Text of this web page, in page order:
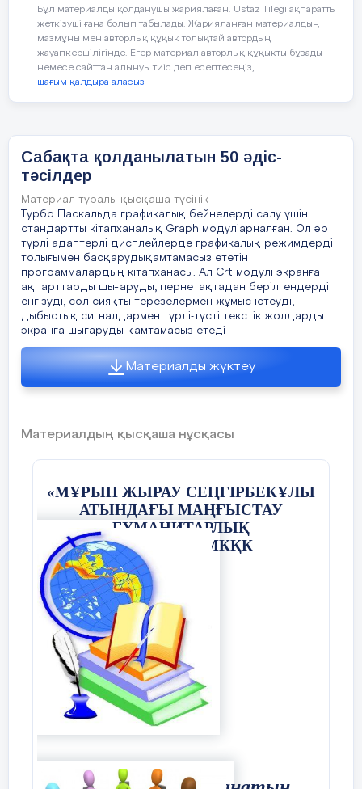
нақты сипаттау қабілеті мен маңызды
концепцияларды түсінуі ескеріледі.
12-мысал.
ғылымдар» бөліміне арналған жетік
Суретте парашютист төрт
позициядан көрсетілген.
1. Секіру алдында
2. Парашюттің ашылуы
еркін құлау кезі.
3. Парашют ашылғаннан
Парашютисттің қай позициясында
гравитациялық күш әсер етеді?
А) Тек 2 позицияда; В) Тек 2 және
3 кездерде;
С) Тек 1, 2, 3 кездерде;
3, 4 кездерде.
Гравитациялық күш сияқты
физикадағы кешенді және абстрактілі
ілгері деңгейдегі тапсырма.
Бұл материалды қолданушы жариялаған. Ustaz Tilegi ақпаратты
жеткізуші ғана болып табылады. Жарияланған материалдың
мазмұны мен авторлық құқық толықтай автордың
жауапкершілігінде. Егер материал авторлық құқықты бұзады
немесе сайттан алынуы тиіс деп есептесеңіз,
шағым қалдыра аласыз
Сабақта қолданылатын 50 әдіс-
тәсілдер
Материал туралы қысқаша түсінік
Турбо Паскальда графикалық бейнелерді салу үшін
стандартты кітапханалық Graph модуліарналған. Ол әр
түрлі адаптерлі дисплейлерде графикалық режимдерді
толығымен басқарудықамтамасыз ететін
программалардың кітапханасы. Ал Crt модулі экранға
ақпарттарды шығаруды, пернетақтадан берілгендерді
енгізуді, сол сияқты терезелермен жұмыс істеуді,
дыбыстық сигналдармен түрлі-түсті текстік жолдарды
экранға шығаруды қамтамасыз етеді
Материалды жүктеу
Материалдың қысқаша нұсқасы
«МҰРЫН ЖЫРАУ СЕҢГІРБЕКҰЛЫ
АТЫНДАҒЫ МАҢҒЫСТАУ
ГУМАНИТАРЛЫҚ
КОЛЛЕДЖІ»МКҚК